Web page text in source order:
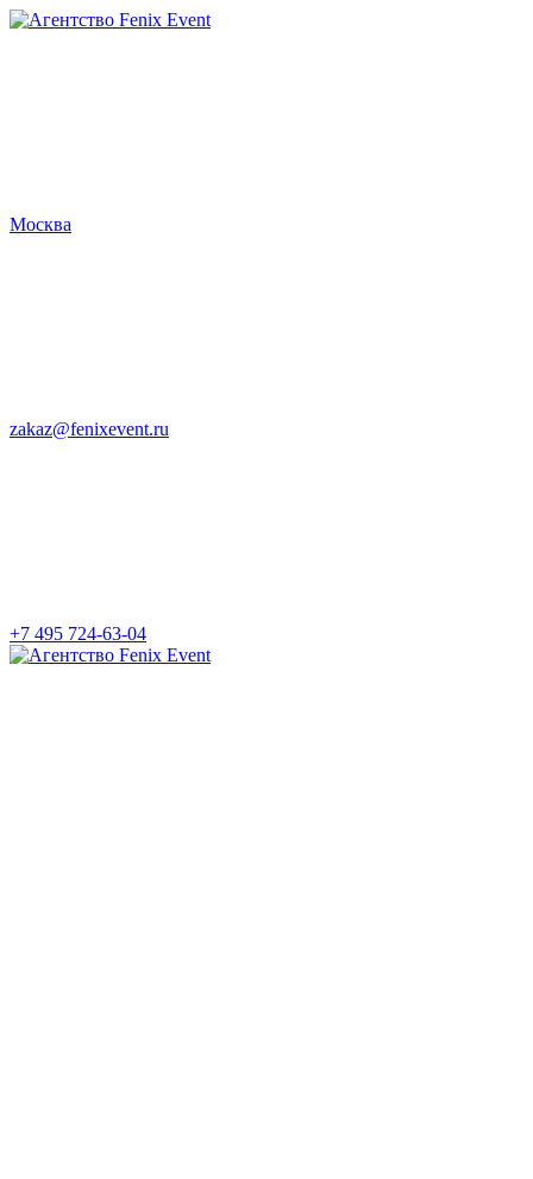
Агентство
Москва
zakaz@fenixevent.ru
+7 495 724-63-04
Агентство